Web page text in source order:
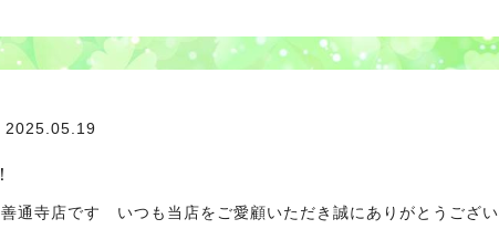
2025.05.19
通寺店です いつも当店をご愛顧いただき誠にありがとうござい